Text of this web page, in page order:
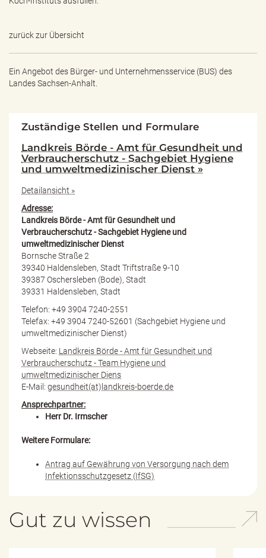
zurück zur Übersicht
Ein Angebot des Bürger- und Unternehmensservice (BUS) des
Landes Sachsen-Anhalt.
Zuständige Stellen und Formulare
Landkreis Börde - Amt für Gesundheit und
Verbraucherschutz - Sachgebiet Hygiene
und umweltmedizinischer Dienst »
Detailansicht »
Adresse:
Landkreis Börde - Amt für Gesundheit und
Verbraucherschutz - Sachgebiet Hygiene und
umweltmedizinischer Dienst
Bornsche Straße 2
39340 Haldensleben, Stadt Triftstraße 9-10
39387 Oschersleben (Bode), Stadt
39331 Haldensleben, Stadt
Telefon: +49 3904 7240-2551
Telefax: +49 3904 7240-52601 (Sachgebiet Hygiene und
umweltmedizinischer Dienst)
Webseite: Landkreis Börde - Amt für Gesundheit und
Verbraucherschutz - Team Hygiene und
umweltmedizinischer Diens
E-Mail: gesundheit(at)landkreis-boerde.de
Ansprechpartner:
Herr Dr. Irmscher
Weitere Formulare:
Antrag auf Gewährung von Versorgung nach dem
Infektionsschutzgesetz (IfSG)
Gut zu wissen